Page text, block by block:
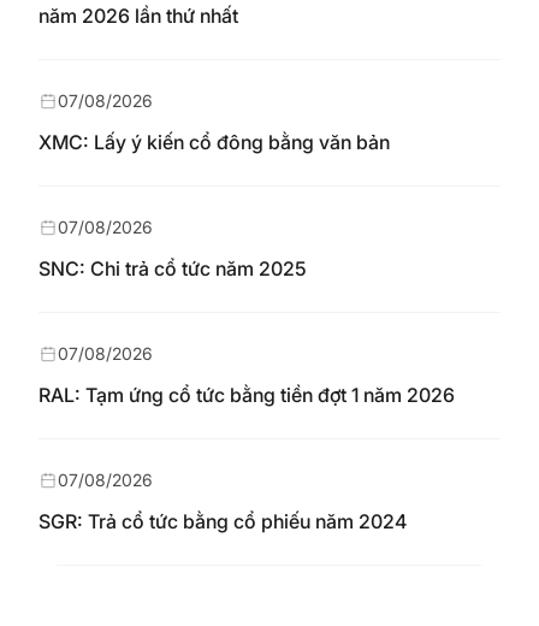
năm 2026 lần thứ nhất
XMC: Lấy ý kiến cổ đông bằng văn bản
07/08/2026
SNC: Chi trả cổ tức năm 2025
07/08/2026
RAL: Tạm ứng cổ tức bằng tiền đợt 1 năm 2026
07/08/2026
SGR: Trả cổ tức bằng cổ phiếu năm 2024
07/08/2026